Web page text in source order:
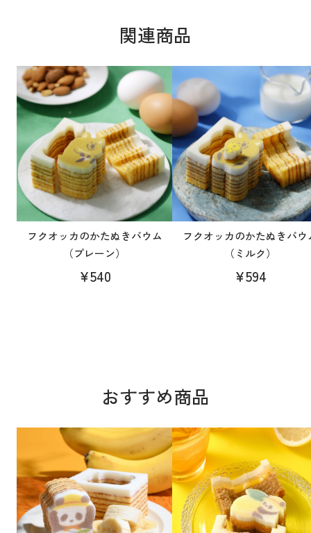
関連商品
フクオッカのかたぬきバウム
（プレーン）
¥540
フクオッカのかたぬきバウ
（ミルク）
¥594
おすすめ商品